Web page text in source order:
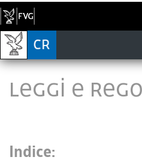
LEGGI E
Indice: